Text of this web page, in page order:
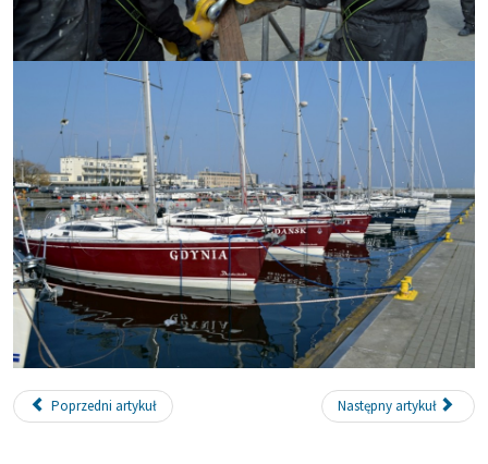
Poprzedni artykuł Następny artykuł